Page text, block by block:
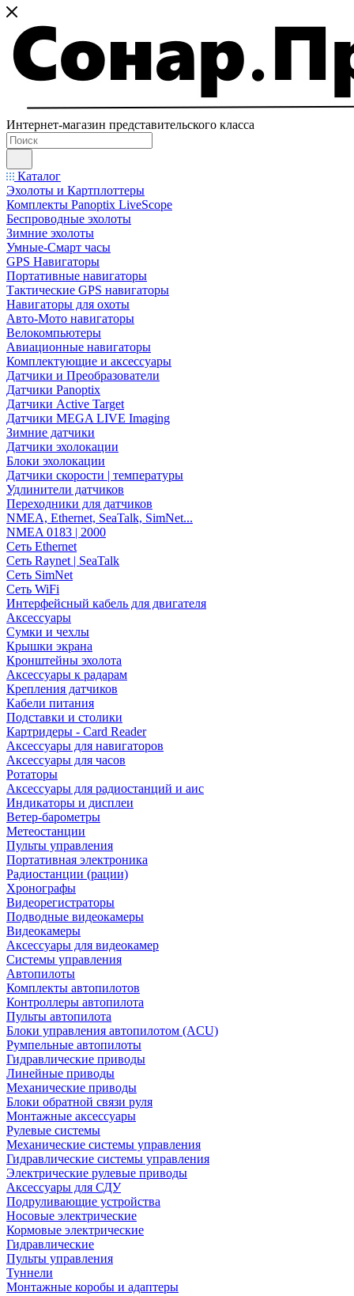
Интернет-магазин представительского класса
Каталог
Эхолоты и Картплоттеры
Комплекты Panoptix LiveScope
Беспроводные эхолоты
Зимние эхолоты
Умные-Смарт часы
GPS Навигаторы
Портативные навигаторы
Тактические GPS навигаторы
Навигаторы для охоты
Авто-Мото навигаторы
Велокомпьютеры
Авиационные навигаторы
Комплектующие и аксессуары
Датчики и Преобразователи
Датчики Panoptix
Датчики Active Target
Датчики MEGA LIVE Imaging
Зимние датчики
Датчики эхолокации
Блоки эхолокации
Датчики скорости | температуры
Удлинители датчиков
Переходники для датчиков
NMEA, Ethernet, SeaTalk, SimNet...
NMEA 0183 | 2000
Сеть Ethernet
Сеть Raynet | SeaTalk
Сеть SimNet
Сеть WiFi
Интерфейсный кабель для двигателя
Аксессуары
Сумки и чехлы
Крышки экрана
Кронштейны эхолота
Аксессуары к радарам
Крепления датчиков
Кабели питания
Подставки и столики
Картридеры - Card Reader
Аксессуары для навигаторов
Аксессуары для часов
Ротаторы
Аксессуары для радиостанций и аис
Индикаторы и дисплеи
Ветер-барометры
Метеостанции
Пульты управления
Портативная электроника
Радиостанции (рации)
Хронографы
Видеорегистраторы
Подводные видеокамеры
Видеокамеры
Аксессуары для видеокамер
Системы управления
Автопилоты
Комплекты автопилотов
Контроллеры автопилота
Пульты автопилота
Блоки управления автопилотом (ACU)
Румпельные автопилоты
Гидравлические приводы
Линейные приводы
Механические приводы
Блоки обратной связи руля
Монтажные аксессуары
Рулевые системы
Механические системы управления
Гидравлические системы управления
Электрические рулевые приводы
Аксессуары для СДУ
Подруливающие устройства
Носовые электрические
Кормовые электрические
Гидравлические
Пульты управления
Туннели
Монтажные коробы и адаптеры